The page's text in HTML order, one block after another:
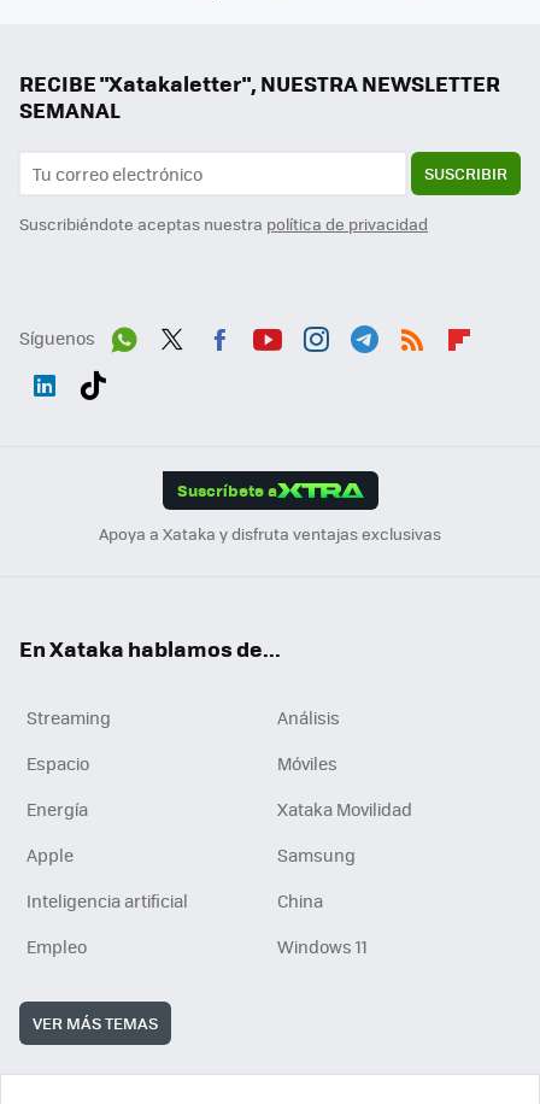
RECIBE "Xatakaletter", NUESTRA NEWSLETTER
SEMANAL
SUSCRIBIR
Suscribiéndote aceptas nuestra política de privacidad
Síguenos
Suscríbete a
Apoya a Xataka y disfruta ventajas exclusivas
En Xataka hablamos de...
Streaming
Análisis
Espacio
Móviles
Energía
Xataka Movilidad
Apple
Samsung
Inteligencia artificial
China
Empleo
Windows 11
VER MÁS TEMAS